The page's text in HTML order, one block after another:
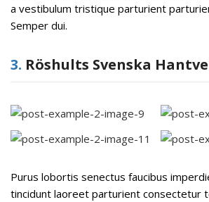
a vestibulum tristique parturient
Semper dui.
3. Röshults Svenska
Purus lobortis senectus faucibus
tincidunt laoreet parturient consectetur